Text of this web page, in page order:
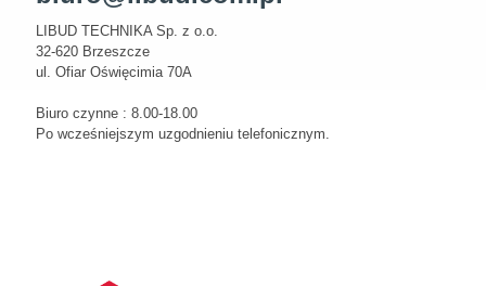
LIBUD TECHNIKA Sp. z o.o.
32-620 Brzeszcze
ul. Ofiar Oświęcimia 70A
Biuro czynne : 8.00-18.00
Po wcześniejszym uzgodnieniu telefonicznym.